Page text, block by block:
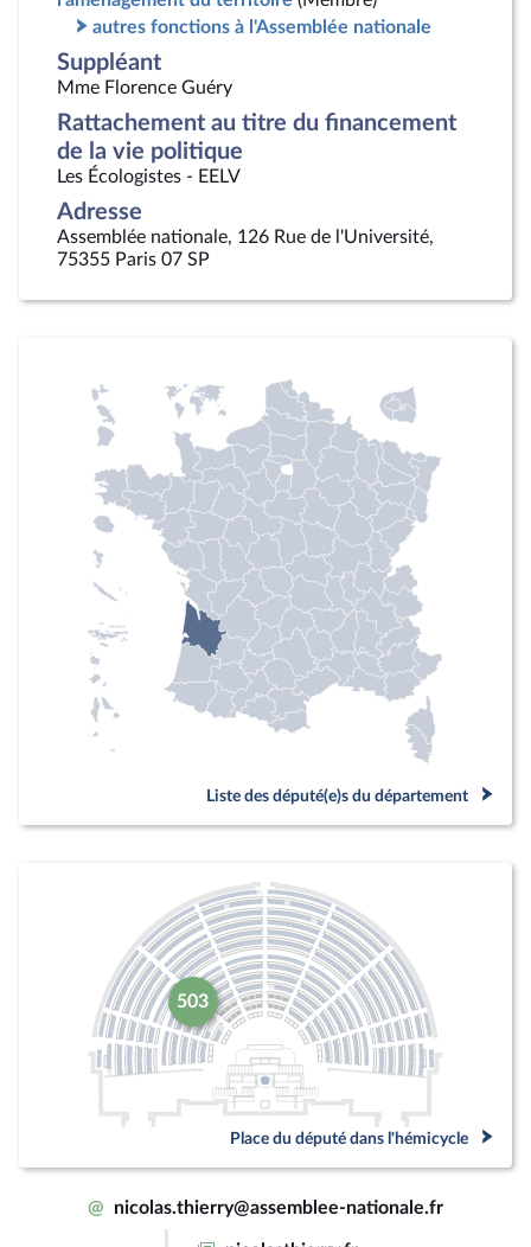
autres fonctions à l'Assemblée nationale
Suppléant
Mme Florence Guéry
Rattachement au titre du financement
de la vie politique
Les Écologistes - EELV
Adresse
Assemblée nationale, 126 Rue de l'Université,
75355 Paris 07 SP
Liste des député(e)s du département
503
Place du député dans l'hémicycle
@ nicolas.thierry@assemblee-nationale.fr